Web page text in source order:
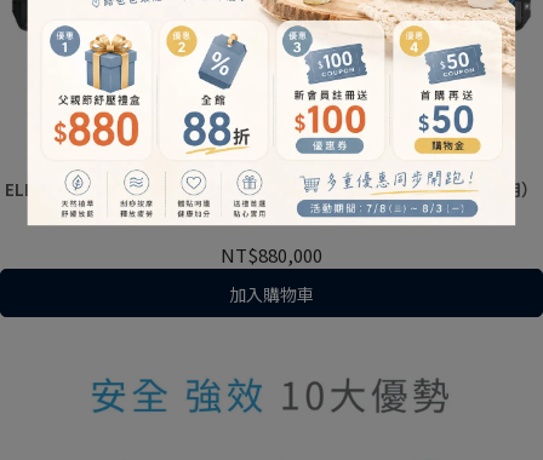
ELECLEAN PureGO淨行者 模組化行動淨水消毒設備（全戶型/防災用）
NT$880,000
加入購物車